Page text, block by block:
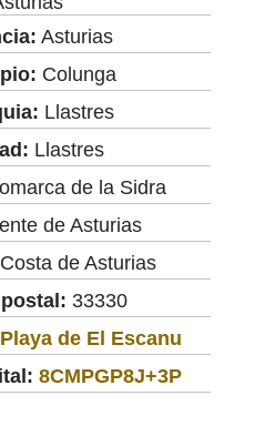
Asturias
Colunga
Llastres
Llastres
de la Sidra
de Asturias
Costa de Asturias
33330
Playa de El Escanu
8CMPGP8J+3P